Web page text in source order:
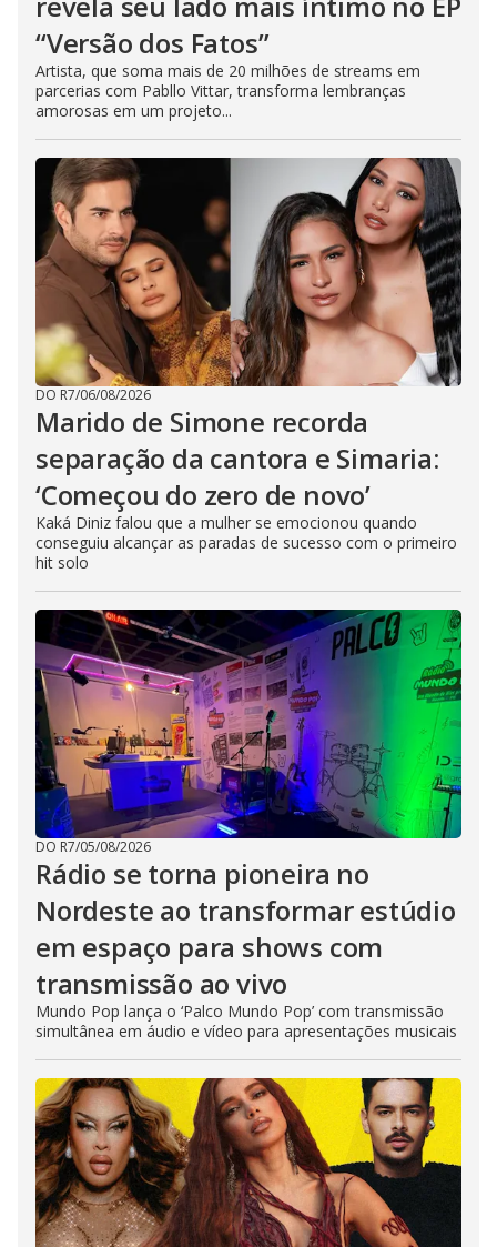
“Versão dos Fatos”
Artista, que soma mais de 20 milhões de streams em
parcerias com Pabllo Vittar, transforma lembranças
amorosas em um projeto...
DO R7/06/08/2026
Marido de Simone recorda
separação da cantora e Simaria:
‘Começou do zero de novo’
Kaká Diniz falou que a mulher se emocionou quando
conseguiu alcançar as paradas de sucesso com o primeiro
hit solo
DO R7/05/08/2026
Rádio se torna pioneira no
Nordeste ao transformar estúdio
em espaço para shows com
transmissão ao vivo
Mundo Pop lança o ‘Palco Mundo Pop’ com transmissão
simultânea em áudio e vídeo para apresentações musicais